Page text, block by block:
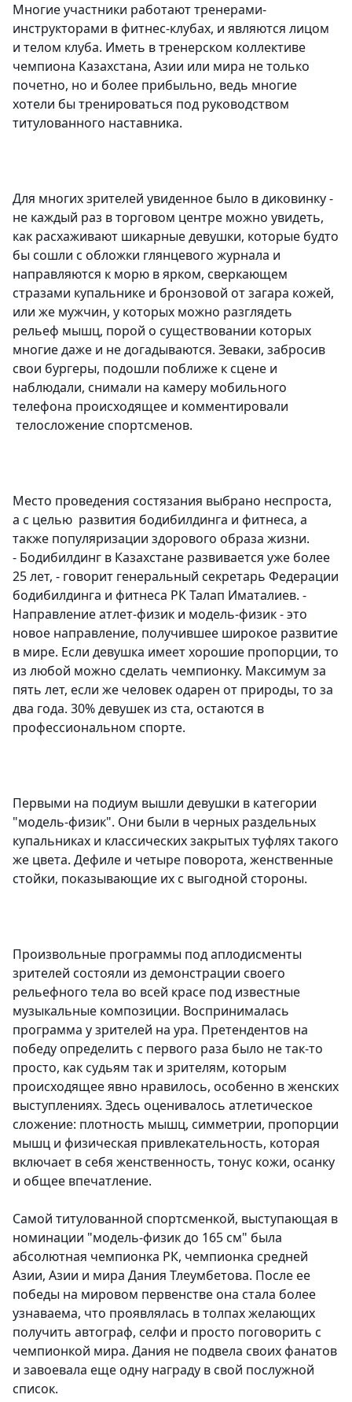
Многие участники работают тренерами-
инструкторами в фитнес-клубах, и являются лицом
и телом клуба. Иметь в тренерском коллективе
чемпиона Казахстана, Азии или мира не только
почетно, но и более прибыльно, ведь многие
хотели бы тренироваться под руководством
титулованного наставника.
Для многих зрителей увиденное было в диковинку -
не каждый раз в торговом центре можно увидеть,
как расхаживают шикарные девушки, которые будто
бы сошли с обложки глянцевого журнала и
направляются к морю в ярком, сверкающем
стразами купальнике и бронзовой от загара кожей,
или же мужчин, у которых можно разглядеть
рельеф мышц, порой о существовании которых
многие даже и не догадываются. Зеваки, забросив
свои бургеры, подошли поближе к сцене и
наблюдали, снимали на камеру мобильного
телефона происходящее и комментировали
телосложение спортсменов.
Место проведения состязания выбрано неспроста,
а с целью развития бодибилдинга и фитнеса, а
также популяризации здорового образа жизни.
- Бодибилдинг в Казахстане развивается уже более
25 лет, - говорит генеральный секретарь Федерации
бодибилдинга и фитнеса РК Талап Иматалиев. -
Направление атлет-физик и модель-физик - это
новое направление, получившее широкое развитие
в мире. Если девушка имеет хорошие пропорции, то
из любой можно сделать чемпионку. Максимум за
пять лет, если же человек одарен от природы, то за
два года. 30% девушек из ста, остаются в
профессиональном спорте.
Первыми на подиум вышли девушки в категории
"модель-физик". Они были в черных раздельных
купальниках и классических закрытых туфлях такого
же цвета. Дефиле и четыре поворота, женственные
стойки, показывающие их с выгодной стороны.
Произвольные программы под аплодисменты
зрителей состояли из демонстрации своего
рельефного тела во всей красе под известные
музыкальные композиции. Воспринималась
программа у зрителей на ура. Претендентов на
победу определить с первого раза было не так-то
просто, как судьям так и зрителям, которым
происходящее явно нравилось, особенно в женских
выступлениях. Здесь оценивалось атлетическое
сложение: плотность мышц, симметрии, пропорции
мышц и физическая привлекательность, которая
включает в себя женственность, тонус кожи, осанку
и общее впечатление.
Самой титулованной спортсменкой, выступающая в
номинации "модель-физик до 165 см" была
абсолютная чемпионка РК, чемпионка средней
Азии, Азии и мира Дания Тлеумбетова. После ее
победы на мировом первенстве она стала более
узнаваема, что проявлялась в толпах желающих
получить автограф, селфи и просто поговорить с
чемпионкой мира. Дания не подвела своих фанатов
и завоевала еще одну награду в свой послужной
список.